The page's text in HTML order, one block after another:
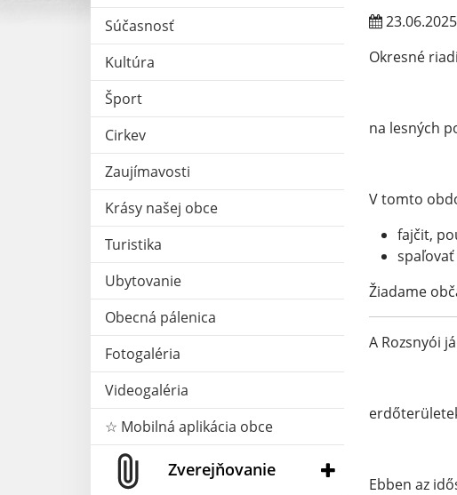
Súčasnosť
Kultúra
Šport
Cirkev
Zaujímavosti
Krásy našej obce
Turistika
Ubytovanie
Obecná pálenica
Fotogaléria
Videogaléria
☆ Mobilná aplikácia obce
Zverejňovanie
23.06.2025
Okresné
na lesných
V tomto
fajčit,
Žiadame
A Rozsnyói
Ebben az